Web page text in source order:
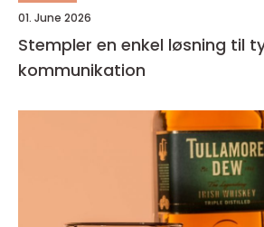
01. June 2026
Stempler en enkel løsning til tydelig
kommunikation